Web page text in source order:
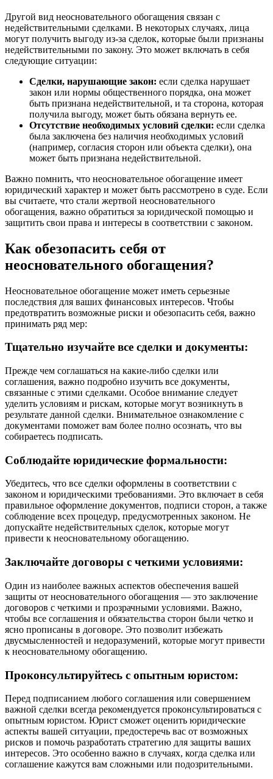
Другой вид неосновательного обогащения связан с
недействительными сделками. В некоторых случаях, лица
могут получить выгоду из-за сделок, которые были признаны
недействительными по закону. Это может включать в себя
следующие ситуации:
Сделки, нарушающие закон: если сделка нарушает
закон или нормы общественного порядка, она может
быть признана недействительной, и та сторона, которая
получила выгоду, может быть обязана вернуть ее.
Отсутствие необходимых условий сделки: если сделка
была заключена без наличия необходимых условий
(например, согласия сторон или объекта сделки), она
может быть признана недействительной.
Важно помнить, что неосновательное обогащение имеет
юридический характер и может быть рассмотрено в суде. Если
вы считаете, что стали жертвой неосновательного
обогащения, важно обратиться за юридической помощью и
защитить свои права и интересы в соответствии с законом.
Как обезопасить себя от
неосновательного обогащения?
Неосновательное обогащение может иметь серьезные
последствия для ваших финансовых интересов. Чтобы
предотвратить возможные риски и обезопасить себя, важно
принимать ряд мер:
Тщательно изучайте все сделки и документы:
Прежде чем соглашаться на какие-либо сделки или
соглашения, важно подробно изучить все документы,
связанные с этими сделками. Особое внимание следует
уделить условиям и рискам, которые могут возникнуть в
результате данной сделки. Внимательное ознакомление с
документами поможет вам более полно осознать, что вы
собираетесь подписать.
Соблюдайте юридические формальности:
Убедитесь, что все сделки оформлены в соответствии с
законом и юридическими требованиями. Это включает в себя
правильное оформление документов, подписи сторон, а также
соблюдение всех процедур, предусмотренных законом. Не
допускайте недействительных сделок, которые могут
привести к неосновательному обогащению.
Заключайте договоры с четкими условиями:
Один из наиболее важных аспектов обеспечения вашей
защиты от неосновательного обогащения — это заключение
договоров с четкими и прозрачными условиями. Важно,
чтобы все соглашения и обязательства сторон были четко и
ясно прописаны в договоре. Это позволит избежать
двусмысленностей и недоразумений, которые могут привести
к неосновательному обогащению.
Проконсультируйтесь с опытным юристом:
Перед подписанием любого соглашения или совершением
важной сделки всегда рекомендуется проконсультироваться с
опытным юристом. Юрист сможет оценить юридические
аспекты вашей ситуации, предостеречь вас от возможных
рисков и помочь разработать стратегию для защиты ваших
интересов. Это особенно важно в случаях, когда сделка или
соглашение кажутся вам сложными или подозрительными.